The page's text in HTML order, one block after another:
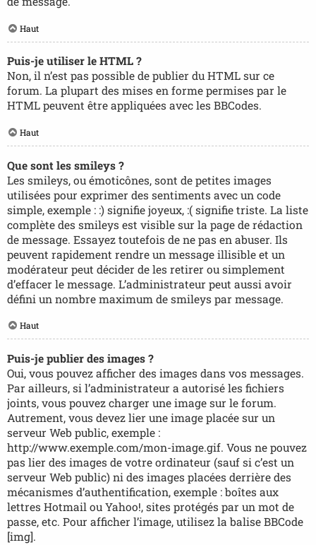
Haut
Puis-je utiliser le HTML ?
Non, il n’est pas possible de publier du HTML sur ce
forum. La plupart des mises en forme permises par le
HTML peuvent être appliquées avec les BBCodes.
Haut
Que sont les smileys ?
Les smileys, ou émoticônes, sont de petites images
utilisées pour exprimer des sentiments avec un code
simple, exemple : :) signifie joyeux, :( signifie triste. La liste
complète des smileys est visible sur la page de rédaction
de message. Essayez toutefois de ne pas en abuser. Ils
peuvent rapidement rendre un message illisible et un
modérateur peut décider de les retirer ou simplement
d’effacer le message. L’administrateur peut aussi avoir
défini un nombre maximum de smileys par message.
Haut
Puis-je publier des images ?
Oui, vous pouvez afficher des images dans vos messages.
Par ailleurs, si l’administrateur a autorisé les fichiers
joints, vous pouvez charger une image sur le forum.
Autrement, vous devez lier une image placée sur un
serveur Web public, exemple :
http://www.exemple.com/mon-image.gif. Vous ne pouvez
pas lier des images de votre ordinateur (sauf si c’est un
serveur Web public) ni des images placées derrière des
mécanismes d’authentification, exemple : boîtes aux
lettres Hotmail ou Yahoo!, sites protégés par un mot de
passe, etc. Pour afficher l’image, utilisez la balise BBCode
[img].